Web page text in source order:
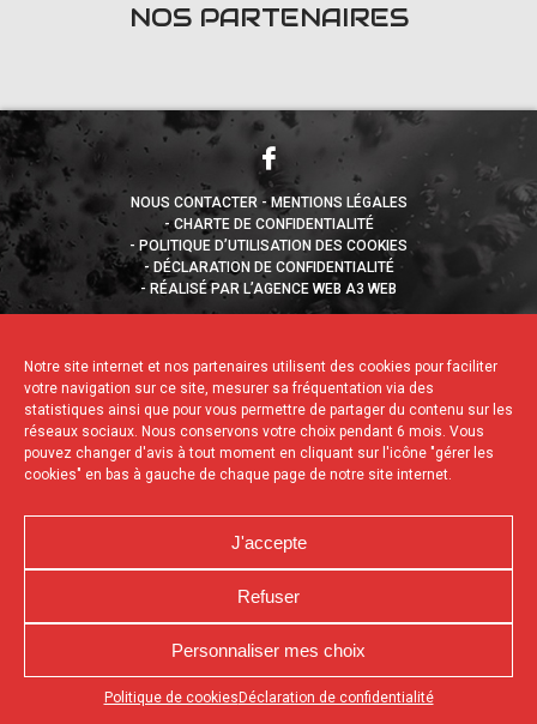
Notre site internet et nos partenaires utilisent des cookies pour faciliter
votre navigation sur ce site, mesurer sa fréquentation via des
statistiques ainsi que pour vous permettre de partager du contenu sur les
réseaux sociaux. Nous conservons votre choix pendant 6 mois. Vous
pouvez changer d'avis à tout moment en cliquant sur l'icône "gérer les
cookies" en bas à gauche de chaque page de notre site internet.
J'accepte
Refuser
Personnaliser mes choix
Politique de cookies Déclaration de confidentialité
Appuyez sur le bouton partager en bas de votre
NOS PARTENAIRES
NOUS CONTACTER
MENTIONS LÉGALES
CHARTE DE CONFIDENTIALITÉ
POLITIQUE D’UTILISATION DES COOKIES
DÉCLARATION DE CONFIDENTIALITÉ
RÉALISÉ PAR L’AGENCE WEB A3 WEB